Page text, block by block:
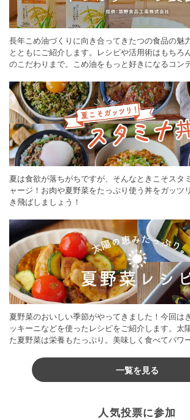
長年こめ油づくりに向き合ってきたつの食品の魅
とともにご紹介します。レシピや活用術はもちろ
のこだわりまで。こめ油をもっと好きになるコン
夏は食欲が落ちがちですが、そんなときこそスタ
ャージ！お肉や夏野菜をたっぷり使う丼をガッツ
き飛ばしましょう！
夏野菜のおいしい季節がやってきました！今回は
ッキーニなどを使ったレシピをご紹介します。太
た夏野菜は栄養もたっぷり。美味しく食べてパワ
一覧を見る
人気投票に参加